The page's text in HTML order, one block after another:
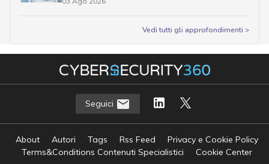
Vedi tutti gli approfondimenti >
Seguici
About Autori Tags Rss Feed
Privacy e Cookie Policy
Terms&Conditions Contenuti Specialistici
Cookie Center